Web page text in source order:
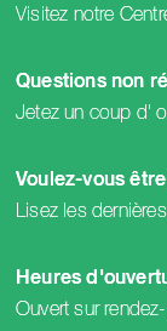
Visitez notre
Questions non
Jetez un coup d'
Voulez-vous
Lisez les dernières
Heures
Ouvert sur